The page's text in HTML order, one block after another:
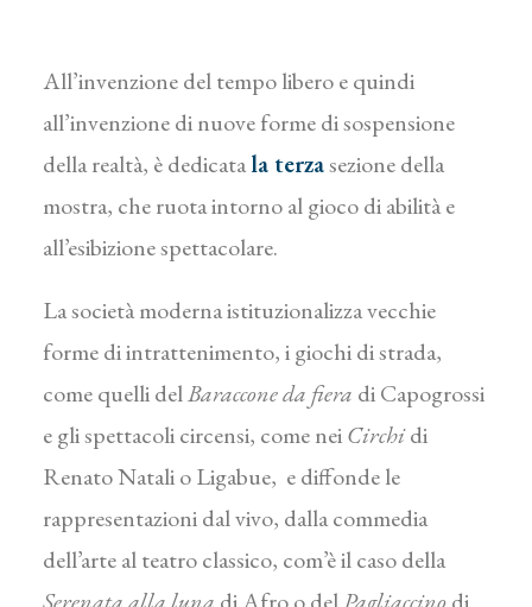
All’invenzione del tempo libero e quindi
all’invenzione di nuove forme di sospensione
della realtà, è dedicatala terzasezione della
mostra, che ruota intorno al gioco di abilità e
all’esibizione spettacolare.
La società moderna istituzionalizza vecchie
forme di intrattenimento, i giochi di strada,
come quelli delBaraccone da fiera di Capogrossi
e gli spettacoli circensi, come neiCirchidi
Renato Natali o Ligabue, e diffonde le
rappresentazioni dal vivo, dalla commedia
dell’arte al teatro classico, com’è il caso della